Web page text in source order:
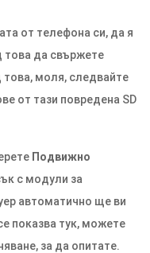
от телефона си, да я
това да свържете
моля, следвайте
от тази повредена SD
Подвижно
с модули за
автоматично ще ви
показва тук, можете
за да опитате.